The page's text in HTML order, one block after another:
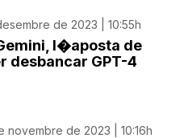
de 2023 | 10:55h
l�aposta de
desbancar GPT-4
novembre de 2023 | 10:16h